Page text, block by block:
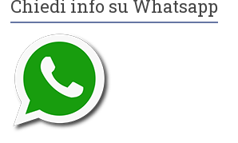
Chiedi info su Whatsapp